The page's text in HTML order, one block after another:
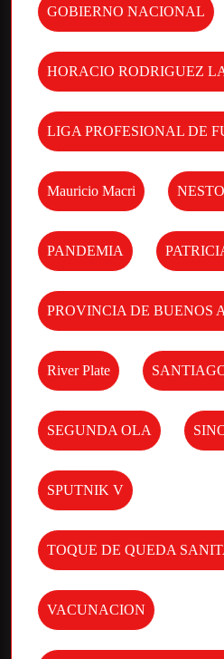
GOBIERNO NACIONAL
HORACIO RODRIGUEZ
LIGA PROFESIONAL DE
Mauricio Macri
PANDEMIA
PROVINCIA DE BUENOS
River Plate
SEGUNDA OLA
SPUTNIK V
TOQUE DE QUEDA
VACUNACION